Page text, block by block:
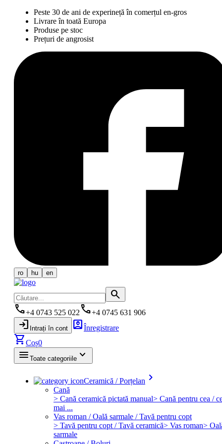
Peste 30 de ani de experineță în comerțul en-gros
Livrare în toată Europa
Produse pe stoc
Prețuri de angrosist
ro hu en
search
phone+4 0743 525 022 phone+4 0745 631 906
login Intrați în cont account_boxÎnregistrare
shopping_cartCoș0
menu Toate categoriile keyboard_arrow_down
Ceramică / Porțelan keyboard_arrow_right
Cană
> Cană ceramică pictată manual> Cană pentru cea /
mai ...
Vas roman / Oală sarmale / Tavă pentru copt
> Tavă pentru copt / Tavă ceramică> Vas roman>
sarmale